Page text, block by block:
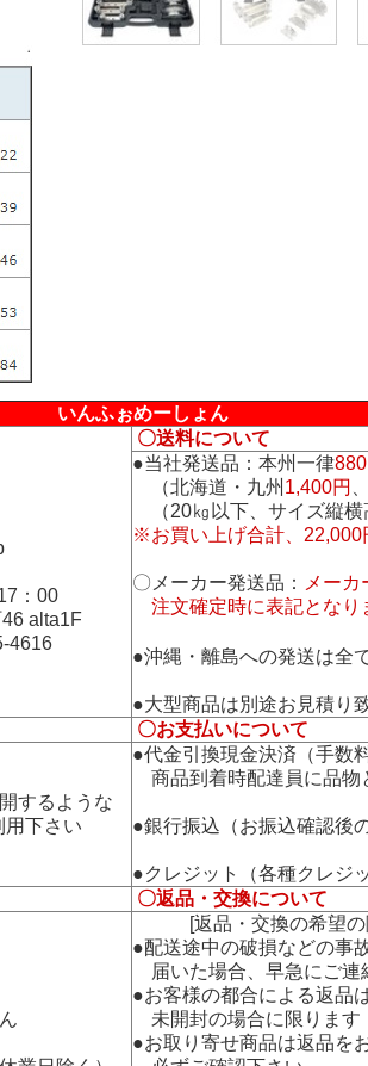
いんふぉめーしょん
：00
alta1F
4616
〇送料について
●当社発送品：本州一律880
（北海道・九州 1,400円
（20㎏以下、サイズ縦横
※お買い上げ合計、22,000
〇メーカー発送品： メー
注文確定時に表記となり
●沖縄・離島への発送は全
●大型商品は別途お見積り
〇お支払いについて
するような
下さい
●代金引換現金決済（手数
商品到着時配達員に品物
●銀行振込（お振込確認後
●クレジット（各種クレジ
〇返品・交換について
[返品・交換の希望の
●配送途中の破損などの事
届いた場合、早急にご連
●お客様の都合による返品
未開封の場合に限ります
●お取り寄せ商品は返品を